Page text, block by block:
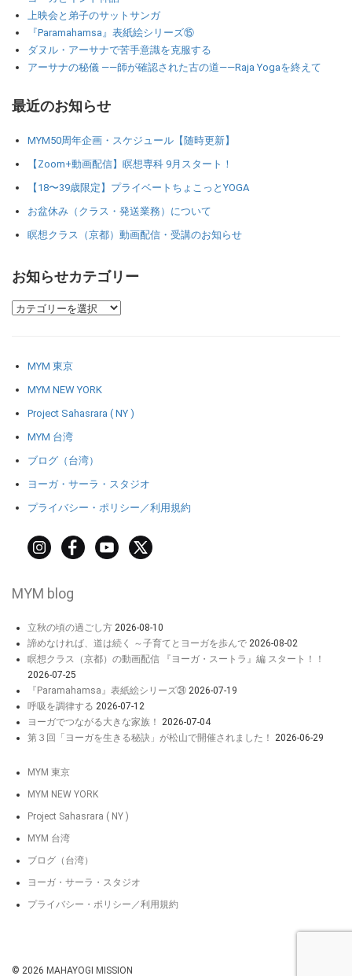
上映会と弟子のサットサンガ
『Paramahamsa』表紙絵シリーズ⑮
ダヌル・アーサナで苦手意識を克服する
アーサナの秘儀 ――師が確認された古の道――Raja Yogaを終えて
最近のお知らせ
MYM50周年企画・スケジュール【随時更新】
【Zoom+動画配信】瞑想専科 9月スタート！
【18〜39歳限定】プライベートちょこっとYOGA
お盆休み（クラス・発送業務）について
瞑想クラス（京都）動画配信・受講のお知らせ
お知らせカテゴリー
MYM 東京
MYM NEW YORK
Project Sahasrara ( NY )
MYM 台湾
ブログ（台湾）
ヨーガ・サーラ・スタジオ
プライバシー・ポリシー／利用規約
MYM blog
立秋の頃の過ごし方 2026-08-10
諦めなければ、道は続く ～子育てとヨーガを歩んで 2026-08-02
瞑想クラス（京都）の動画配信 『ヨーガ・スートラ』編 スタート！！
2026-07-25
『Paramahamsa』表紙絵シリーズ㉔ 2026-07-19
呼吸を調律する 2026-07-12
ヨーガでつながる大きな家族！
2026-07-04
第３回「ヨーガを生きる秘訣」が松山で開催されました！
2026-06-29
MYM 東京
MYM NEW YORK
Project Sahasrara ( NY )
MYM 台湾
ブログ（台湾）
ヨーガ・サーラ・スタジオ
プライバシー・ポリシー／利用規約
© 2026 MAHAYOGI MISSION